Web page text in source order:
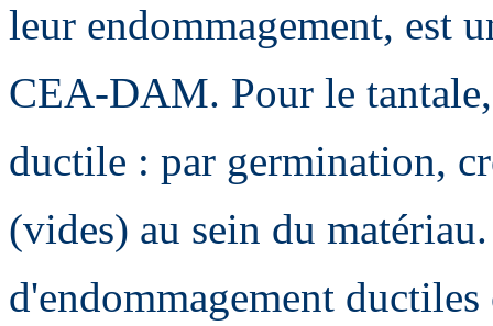
leur endommagement, est
CEA-DAM. Pour le
ductile : par germination,
(vides) au sein du
d'endommagement